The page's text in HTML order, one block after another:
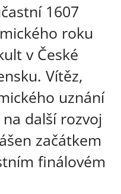
1607
roku
v České
Vítěz,
uznání
další rozvoj
začátkem
finálovém